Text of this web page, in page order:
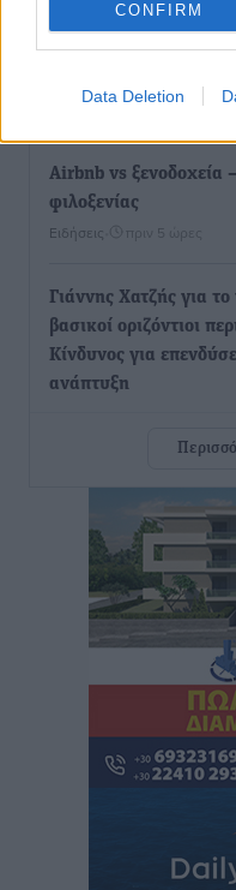
CONFIRM
Data Deletion
Χαρ. Ναβροζίδης στον
η πιο ψηφιακή
Τοπικές Ειδήσεις• πριν 5
Airbnb vs ξενοδοχεία
φιλοξενίας
Ειδήσεις πριν 5 ώρες
Γιάννης Χατζής για
βασικοί οριζόντιοι
Κίνδυνος για
ανάπτυξη
δεν υπάρχουν
Ειδήσεις• πριν 5 ώρες
Στον Άγιο Νικόλαο
ανανεωμένο
Τοπικές Ειδήσεις• πριν 5
Ρόδος: «Βουλιάζει»
επιβάτες και 55
πριν 5
Γ’ Εθνική Κατηγορία: